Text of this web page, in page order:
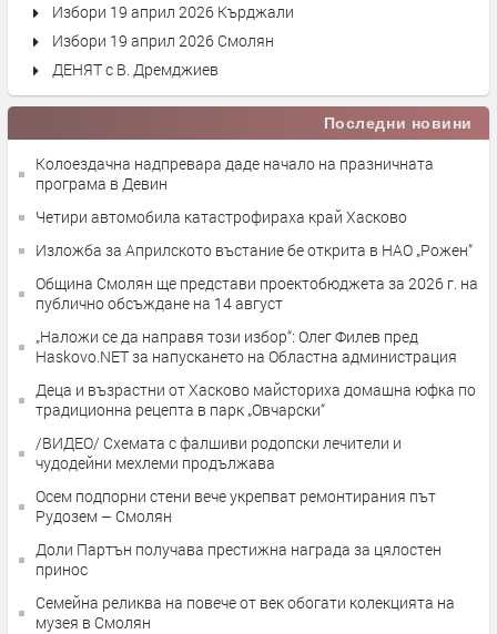
Избори 19 април 2026 Кърджали
Избори 19 април 2026 Смолян
ДЕНЯТ с В. Дремджиев
Последни новини
Колоездачна надпревара даде начало на празничната
програма в Девин
Четири автомобила катастрофираха край Хасково
Изложба за Априлското въстание бе открита в НАО „Рожен“
Община Смолян ще представи проектобюджета за 2026 г. на
публично обсъждане на 14 август
„Наложи се да направя този избор“: Олег Филев пред
Haskovo.NET за напускането на Областна администрация
Деца и възрастни от Хасково майсториха домашна юфка по
традиционна рецепта в парк „Овчарски“
/ВИДЕО/ Схемата с фалшиви родопски лечители и
чудодейни мехлеми продължава
Осем подпорни стени вече укрепват ремонтирания път
Рудозем – Смолян
Доли Партън получава престижна награда за цялостен
принос
Семейна реликва на повече от век обогати колекцията на
музея в Смолян